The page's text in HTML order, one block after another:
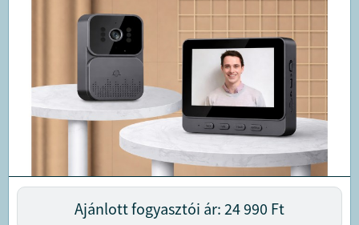
Ajánlott fogyasztói ár: 24 990 Ft